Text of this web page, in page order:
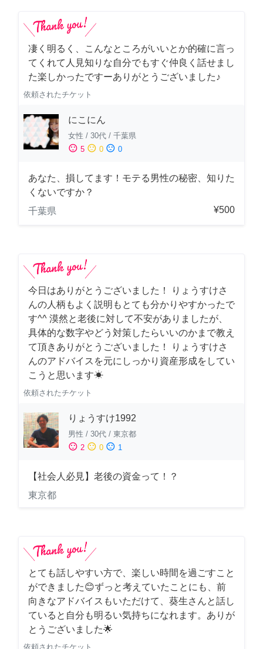
凄く明るく、こんなところがいいとか的確に言っ
てくれて人見知りな自分でもすぐ仲良く話せまし
た楽しかったですーありがとうございました♪
依頼されたチケット
にこにん
女性 / 30代 / 千葉県
sentiment_satisfied 5 sentiment_neutral 0 sentiment_dissatisfied 0
あなた、損してます！モテる男性の秘密、知りた
くないですか？
千葉県
¥500
今日はありがとうございました！ りょうすけさ
んの人柄もよく説明もとても分かりやすかったで
す^^ 漠然と老後に対して不安がありましたが、
具体的な数字やどう対策したらいいのかまで教え
て頂きありがとうございました！ りょうすけさ
んのアドバイスを元にしっかり資産形成をしてい
こうと思います☀︎
依頼されたチケット
りょうすけ1992
男性 / 30代 / 東京都
sentiment_satisfied 2 sentiment_neutral 0 sentiment_dissatisfied 1
【社会人必見】老後の資金って！？
東京都
とても話しやすい方で、楽しい時間を過ごすこと
ができました😊ずっと考えていたことにも、前
向きなアドバイスもいただけて、葵生さんと話し
ていると自分も明るい気持ちになれます。ありが
とうございました🌟
依頼されたチケット